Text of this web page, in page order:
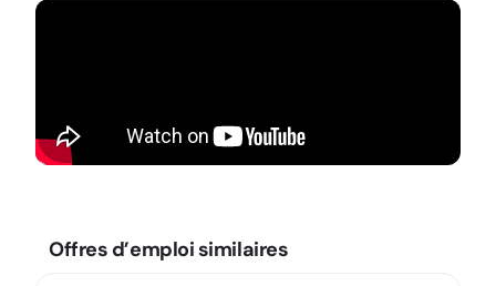
Offres d’emploi similaires